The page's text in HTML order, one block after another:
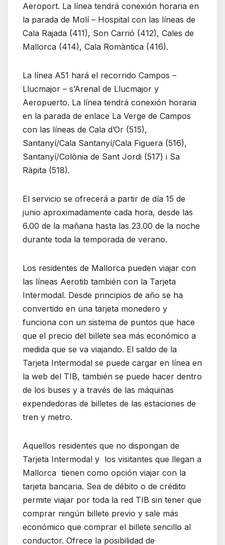
Aeroport. La línea tendrá conexión horaria en
la parada de Molí – Hospital con las líneas de
Cala Rajada (411), Son Carrió (412), Cales de
Mallorca (414), Cala Romàntica (416).
La línea A51 hará el recorrido Campos –
Llucmajor – s’Arenal de Llucmajor y
Aeropuerto. La línea tendrá conexión horaria
en la parada de enlace La Verge de Campos
con las líneas de Cala d’Or (515),
Santanyí/Cala Santanyí/Cala Figuera (516),
Santanyí/Colònia de Sant Jordi (517) i Sa
Ràpita (518).
El servicio se ofrecerá a partir de día 15 de
junio aproximadamente cada hora, desde las
6.00 de la mañana hasta las 23.00 de la noche
durante toda la temporada de verano.
Los residentes de Mallorca pueden viajar con
las líneas Aerotib también con la Tarjeta
Intermodal. Desde principios de año se ha
convertido en una tarjeta monedero y
funciona con un sistema de puntos que hace
que el precio del billete sea más económico a
medida que se va viajando. El saldo de la
Tarjeta Intermodal se puede cargar en línea en
la web del TIB, también se puede hacer dentro
de los buses y a través de las máquinas
expendedoras de billetes de las estaciones de
tren y metro.
Aquellos residentes que no dispongan de
Tarjeta Intermodal y los visitantes que llegan a
Mallorca tienen como opción viajar con la
tarjeta bancaria. Sea de débito o de crédito
permite viajar por toda la red TIB sin tener que
comprar ningún billete previo y sale más
económico que comprar el billete sencillo al
conductor. Ofrece la posibilidad de